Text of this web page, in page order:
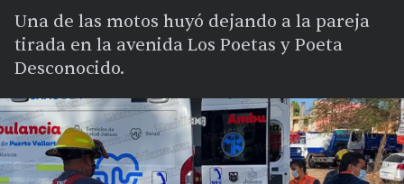
Una de las motos huyó dejando a la pareja
tirada en la avenida Los Poetas y Poeta
Desconocido.